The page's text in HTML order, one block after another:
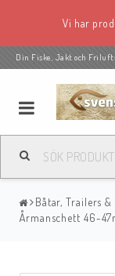
Vi har
Din Fiske, Jakt och
Båtar, Trailers
Årmanschett 46-